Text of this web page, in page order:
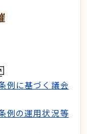
例に基づく議会
例の運用状況等